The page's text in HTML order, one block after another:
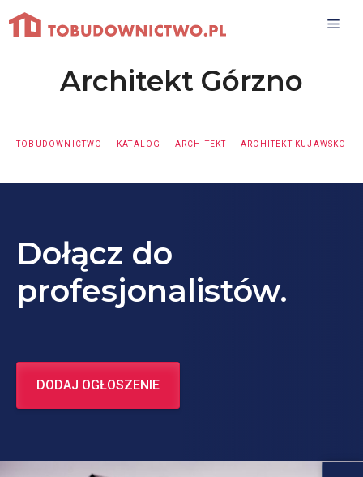
Przejdź
do
Architekt Górzno
TOBUDOWNICTWO KATALOG ARCHITEKT ARCHITEKT KUJAWSKO-
Dołącz do
profesjonalistów.
DODAJ OGŁOSZENIE